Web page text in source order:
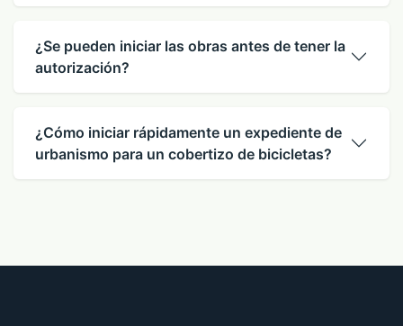
¿Se pueden iniciar las obras antes de tener la
autorización?
¿Cómo iniciar rápidamente un expediente de
urbanismo para un cobertizo de bicicletas?